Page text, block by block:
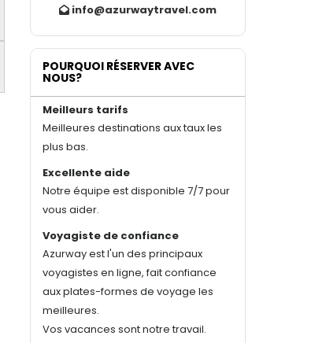
info@azurwaytravel.com
POURQUOI RÉSERVER AVEC
NOUS?
Meilleurs tarifs
Meilleures destinations aux taux les
plus bas.
Excellente aide
Notre équipe est disponible 7/7 pour
vous aider.
Voyagiste de confiance
Azurway est l'un des principaux
voyagistes en ligne, fait confiance
aux plates-formes de voyage les
meilleures.
Vos vacances sont notre travail.